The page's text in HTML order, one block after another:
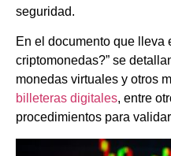
seguridad.
En el documento que lleva
criptomonedas?” se
monedas virtuales y otros
billeteras digitales, entre
procedimientos para